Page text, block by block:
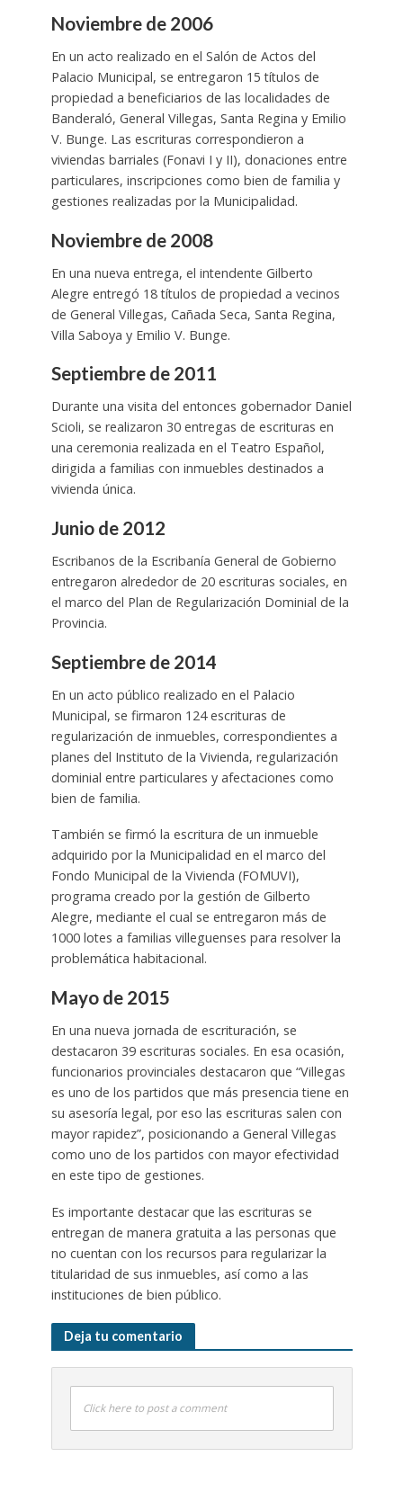
Noviembre de 2006
En un acto realizado en el Salón de Actos del
Palacio Municipal, se entregaron 15 títulos de
propiedad a beneficiarios de las localidades de
Banderaló, General Villegas, Santa Regina y Emilio
V. Bunge. Las escrituras correspondieron a
viviendas barriales (Fonavi I y II), donaciones entre
particulares, inscripciones como bien de familia y
gestiones realizadas por la Municipalidad.
Noviembre de 2008
En una nueva entrega, el intendente Gilberto
Alegre entregó 18 títulos de propiedad a vecinos
de General Villegas, Cañada Seca, Santa Regina,
Villa Saboya y Emilio V. Bunge.
Septiembre de 2011
Durante una visita del entonces gobernador Daniel
Scioli, se realizaron 30 entregas de escrituras en
una ceremonia realizada en el Teatro Español,
dirigida a familias con inmuebles destinados a
vivienda única.
Junio de 2012
Escribanos de la Escribanía General de Gobierno
entregaron alrededor de 20 escrituras sociales, en
el marco del Plan de Regularización Dominial de la
Provincia.
Septiembre de 2014
En un acto público realizado en el Palacio
Municipal, se firmaron 124 escrituras de
regularización de inmuebles, correspondientes a
planes del Instituto de la Vivienda, regularización
dominial entre particulares y afectaciones como
bien de familia.
También se firmó la escritura de un inmueble
adquirido por la Municipalidad en el marco del
Fondo Municipal de la Vivienda (FOMUVI),
programa creado por la gestión de Gilberto
Alegre, mediante el cual se entregaron más de
1000 lotes a familias villeguenses para resolver la
problemática habitacional.
Mayo de 2015
En una nueva jornada de escrituración, se
destacaron 39 escrituras sociales. En esa ocasión,
funcionarios provinciales destacaron que “Villegas
es uno de los partidos que más presencia tiene en
su asesoría legal, por eso las escrituras salen con
mayor rapidez”, posicionando a General Villegas
como uno de los partidos con mayor efectividad
en este tipo de gestiones.
Es importante destacar que las escrituras se
entregan de manera gratuita a las personas que
no cuentan con los recursos para regularizar la
titularidad de sus inmuebles, así como a las
instituciones de bien público.
Deja tu comentario
Click here to post a comment